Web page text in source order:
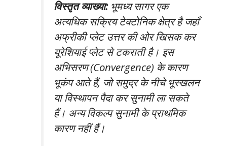
विस्तृत व्याख्या:भूमध्य सागर एक
अत्यधिक सक्रिय टेक्टोनिक क्षेत्र है जहाँ
अफ्रीकी प्लेट उत्तर की ओर खिसक कर
यूरेशियाई प्लेट से टकराती है। इस
अभिसरण (Convergence) के कारण
भूकंप आते हैं, जो समुद्र के नीचे भूस्खलन
या विस्थापन पैदा कर सुनामी ला सकते
हैं। अन्य विकल्प सुनामी के प्राथमिक
कारण नहीं हैं।